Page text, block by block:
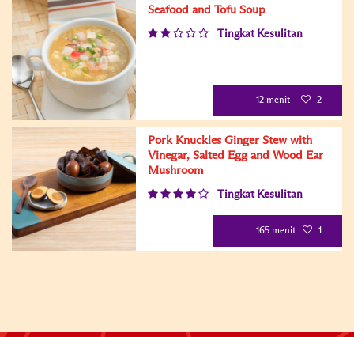
Seafood and Tofu Soup
Tingkat Kesulitan
12 menit 2
Pork Knuckles Ginger Stew with
Vinegar, Salted Egg and Wood Ear
Mushroom
Tingkat Kesulitan
165 menit 1